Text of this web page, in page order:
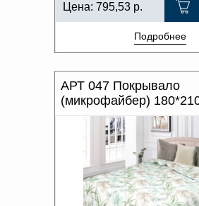
Цена: 795,53 р.
Подробнее
АРТ 047 Покрывало
(микрофайбер)